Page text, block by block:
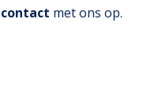
contact met ons op.